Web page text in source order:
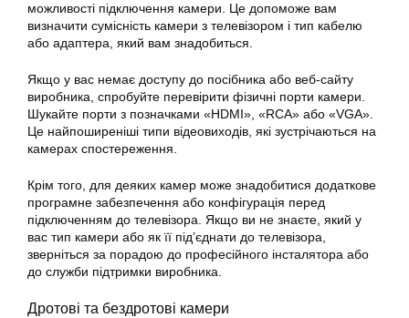
можливості підключення камери. Це допоможе вам
визначити сумісність камери з телевізором і тип кабелю
або адаптера, який вам знадобиться.
Якщо у вас немає доступу до посібника або веб-сайту
виробника, спробуйте перевірити фізичні порти камери.
Шукайте порти з позначками «HDMI», «RCA» або «VGA».
Це найпоширеніші типи відеовиходів, які зустрічаються на
камерах спостереження.
Крім того, для деяких камер може знадобитися додаткове
програмне забезпечення або конфігурація перед
підключенням до телевізора. Якщо ви не знаєте, який у
вас тип камери або як її під’єднати до телевізора,
зверніться за порадою до професійного інсталятора або
до служби підтримки виробника.
Дротові та бездротові камери